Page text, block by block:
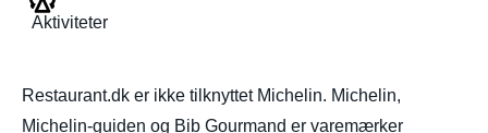
Aktiviteter
Restaurant.dk er ikke tilknyttet Michelin. Michelin,
Michelin-guiden og Bib Gourmand er varemærker